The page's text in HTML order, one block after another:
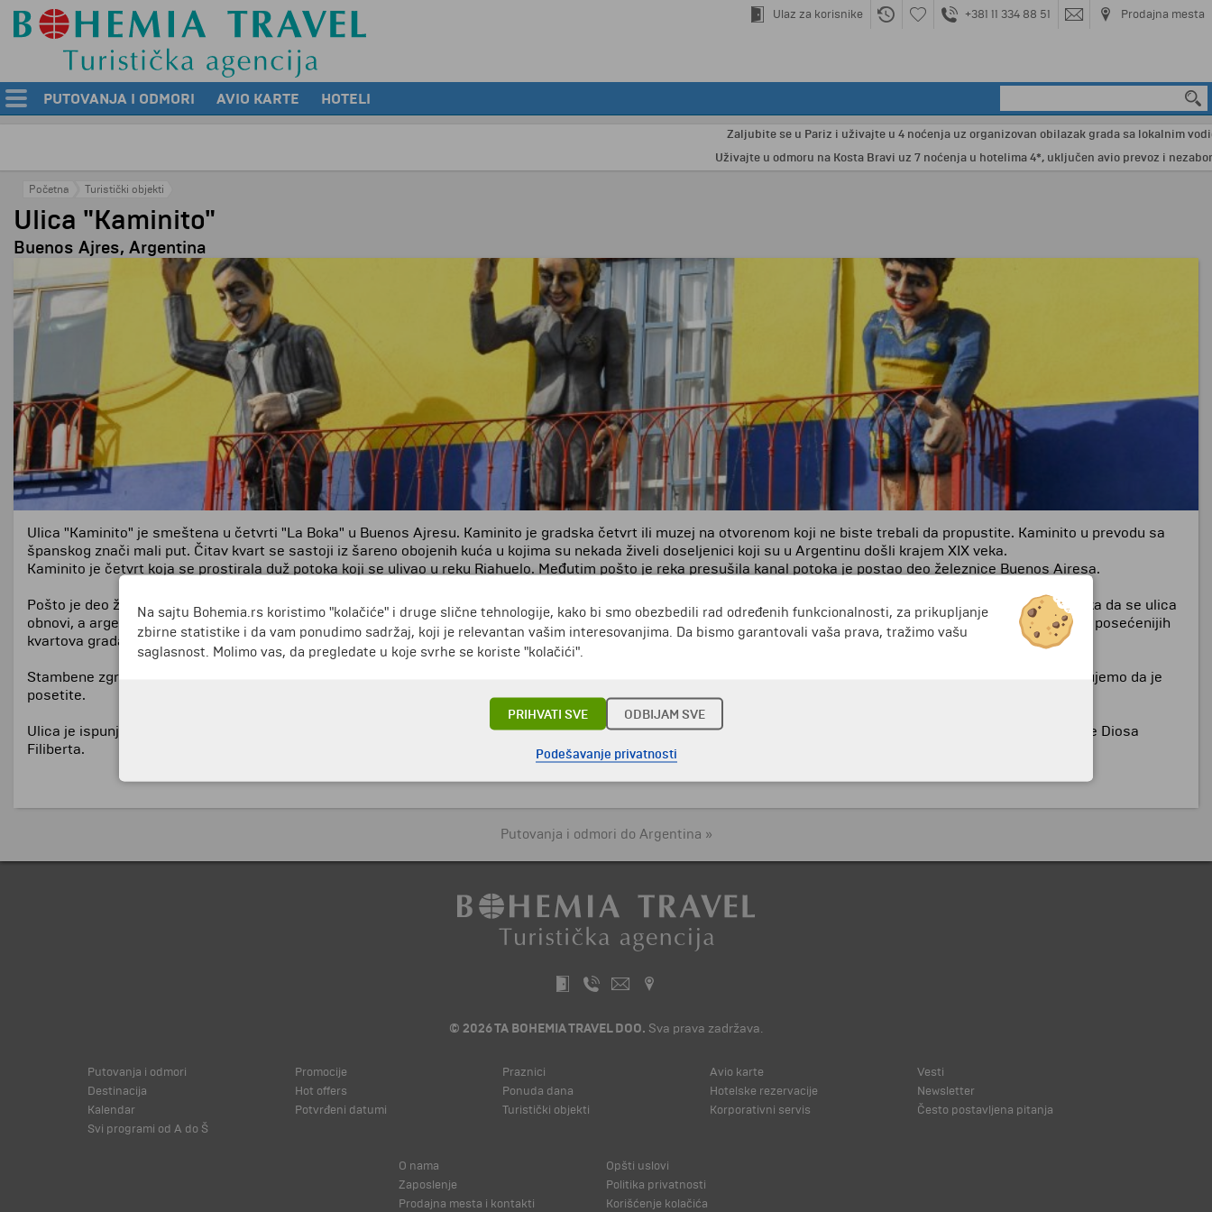
Ulaz za korisnike +381 11 334 88 51 Prodajna mesta
PUTOVANJA I ODMORI AVIO KARTE HOTELI
Zaljubite se u Pariz i uživajte u 4 noćenja uz organizovan obilazak grada sa lokalnim vodičem
Uživajte u odmoru na Kosta Bravi uz 7 noćenja u hotelima 4*, uključen avio prevoz i nezaboravan
Početna Turistički objekti
Ulica "Kaminito"
Buenos Ajres, Argentina
Ulica "Kaminito" je smeštena u četvrti "La Boka" u Buenos Ajresu. Kaminito je gradska četvrt ili muzej na otvorenom koji ne biste trebali da propustite. Kaminito u prevodu sa
španskog znači mali put. Čitav kvart se sastoji iz šareno obojenih kuća u kojima su nekada živeli doseljenici koji su u Argentinu došli krajem XIX veka.
Kaminito je četvrt koja se prostirala duž potoka koji se ulivao u reku Riahuelo. Međutim pošto je reka presušila kanal potoka je postao deo železnice Buenos Airesa.
Pošto je deo železničke pruge u ovom kvartu zatvoren ulica je postala napuštena. Područje je bilo zanemareno sve do 50ih godina XX veka kada je donesena odluka da se ulica
obnovi, a argentinski umetnik Benito Martin je počeo da stvara ovde svoja umetnička dela. Sledili su ga brojni umetnici Buenos Airesa. Danas je Kaminito jedan od posećenijih
kvartova grada. Ovde se nalazi nekolicina restorana gde se nude predstave tanga i narodnih argentinskih plesova.
Stambene zgrade izrađene od drveta i lima tipične su za komunalne stanove koje su izgradili imigranti. Ova ulica je nezaobilazna atrakcija grada pa vam preporučujemo da je
posetite.
Ulica je ispunjena mnoštvom malih kafića. U jednom od njih je 1926. godine napisana muzika za poznato tango "Caminito", delo argentinskog kompozitora Huana de Diosa
Filiberta.
Putovanja i odmori do Argentina »
© 2026 TA BOHEMIA TRAVEL DOO. Sva prava zadržava.
Putovanja i odmori
Destinacija
Kalendar
Svi programi od A do Š
Promocije
Hot offers
Potvrđeni datumi
Praznici
Ponuda dana
Turistički objekti
Avio karte
Hotelske rezervacije
Korporativni servis
Vesti
Newsletter
Često postavljena pitanja
O nama
Zaposlenje
Prodajna mesta i kontakti
Opšti uslovi
Politika privatnosti
Korišćenje kolačića
Na sajtu Bohemia.rs koristimo "kolačiće" i druge slične tehnologije, kako bi smo obezbedili rad određenih funkcionalnosti, za prikupljanje
zbirne statistike i da vam ponudimo sadržaj, koji je relevantan vašim interesovanjima. Da bismo garantovali vaša prava, tražimo vašu
saglasnost. Molimo vas, da pregledate u koje svrhe se koriste "kolačići".
PRIHVATI SVE ODBIJAM SVE
Podešavanje privatnosti